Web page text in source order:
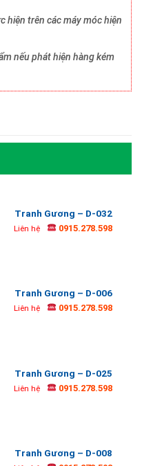
hiện trên các máy móc hiện
nếu phát hiện hàng kém
Tranh Gương – D-032
Liên hệ 0915.278.598
Tranh Gương – D-006
Liên hệ 0915.278.598
Tranh Gương – D-025
Liên hệ 0915.278.598
Tranh Gương – D-008